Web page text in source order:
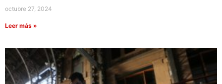
octubre 27, 2024
Leer más »